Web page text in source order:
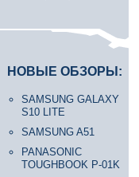
НОВЫЕ ОБЗОРЫ:
SAMSUNG GALAXY
S10 LITE
SAMSUNG A51
PANASONIC
TOUGHBOOK P-01K